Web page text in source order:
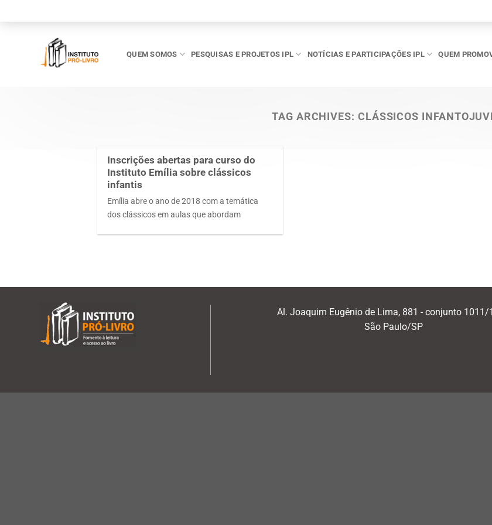
QUEM SOMOS PESQUISAS E PROJETOS IPL NOTÍCIAS E PARTICIPAÇÕES IPL QUEM
TAG ARCHIVES: CLÁSSICOS
Inscrições abertas para curso do
Instituto Emília sobre clássicos
infantis
Emília abre o ano de 2018 com a temática
dos clássicos em aulas que abordam
Al. Joaquim Eugênio de Lima, 881 - conjunto 1011/
São Paulo/SP